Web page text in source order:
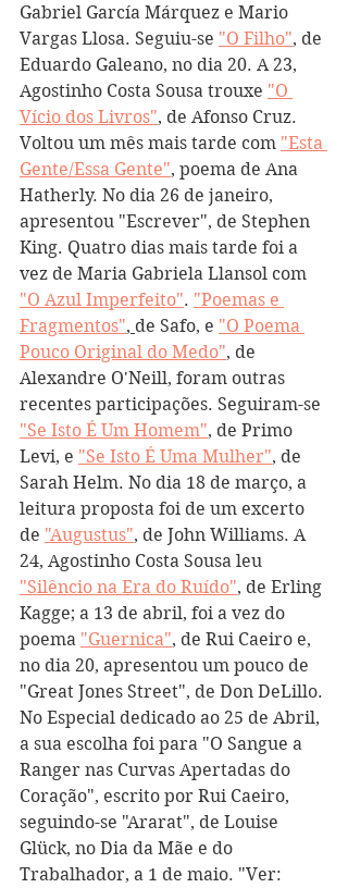
Gabriel García Márquez e Mario
Vargas Llosa. Seguiu-se "O Filho", de
Eduardo Galeano, no dia 20. A 23,
Agostinho Costa Sousa trouxe "O
Vício dos Livros", de Afonso Cruz.
Voltou um mês mais tarde com "Esta
Gente/Essa Gente", poema de Ana
Hatherly. No dia 26 de janeiro,
apresentou "Escrever", de Stephen
King. Quatro dias mais tarde foi a
vez de Maria Gabriela Llansol com
"O Azul Imperfeito". "Poemas e
Fragmentos", de Safo, e "O Poema
Pouco Original do Medo", de
Alexandre O'Neill, foram outras
recentes participações. Seguiram-se
"Se Isto É Um Homem", de Primo
Levi, e "Se Isto É Uma Mulher", de
Sarah Helm. No dia 18 de março, a
leitura proposta foi de um excerto
de "Augustus", de John Williams. A
24, Agostinho Costa Sousa leu
"Silêncio na Era do Ruído", de Erling
Kagge; a 13 de abril, foi a vez do
poema "Guernica", de Rui Caeiro e,
no dia 20, apresentou um pouco de
"Great Jones Street", de Don DeLillo.
No Especial dedicado ao 25 de Abril,
a sua escolha foi para "O Sangue a
Ranger nas Curvas Apertadas do
Coração", escrito por Rui Caeiro,
seguindo-se "Ararat", de Louise
Glück, no Dia da Mãe e do
Trabalhador, a 1 de maio. "Ver: